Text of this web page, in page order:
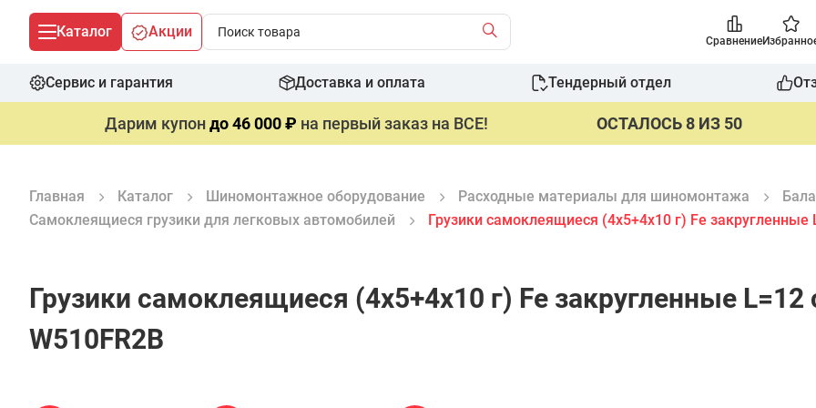
Каталог Акции
Сравнение
Сервис и гарантия Доставка и оплата Тендерный отдел
Дарим купондо 46 000 ₽ на первый заказ на ВСЕ! ОСТАЛОСЬ 8 ИЗ 50
Главная Каталог Шиномонтажное оборудование Расходные материалы для шиномонтажа
Самоклеящиеся грузики для легковых автомобилей
Грузики самоклеящиеся (4х5+4х10 г) Fe
Грузики самоклеящиеся (4х5+4х10 г) Fe закругленные
W510FR2B